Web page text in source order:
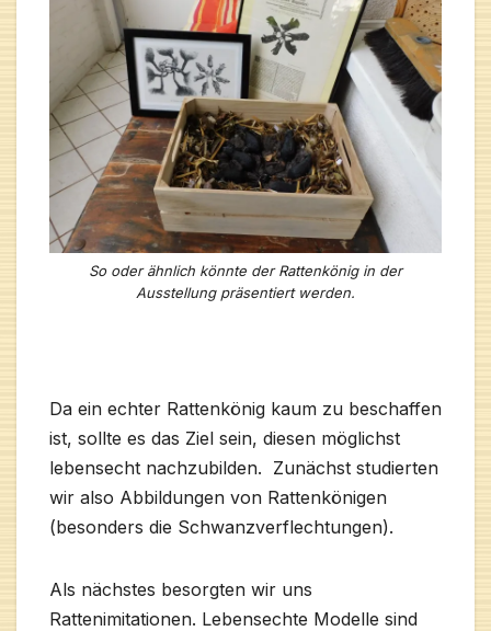
So oder ähnlich könnte der Rattenkönig in der
Ausstellung präsentiert werden.
Da ein echter Rattenkönig kaum zu beschaffen
ist, sollte es das Ziel sein, diesen möglichst
lebensecht nachzubilden. Zunächst studierten
wir also Abbildungen von Rattenkönigen
(besonders die Schwanzverflechtungen).
Als nächstes besorgten wir uns
Rattenimitationen. Lebensechte Modelle sind